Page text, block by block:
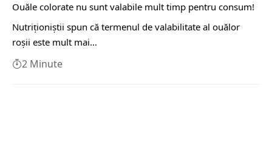
Ouăle colorate nu sunt valabile mult timp pentru consum!
Nutriţioniştii spun că termenul de valabilitate al ouălor
roşii este mult mai…
2 Minute